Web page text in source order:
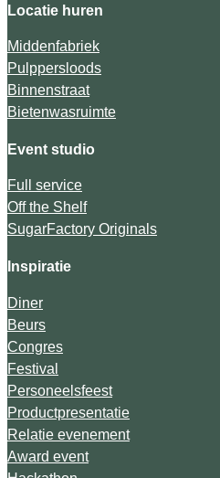
Locatie huren
Middenfabriek
Pulppersloods
Binnenstraat
Bietenwasruimte
Event studio
Full service
Off the Shelf
SugarFactory Originals
Inspiratie
Diner
Beurs
Congres
Festival
Personeelsfeest
Productpresentatie
Relatie evenement
Award event